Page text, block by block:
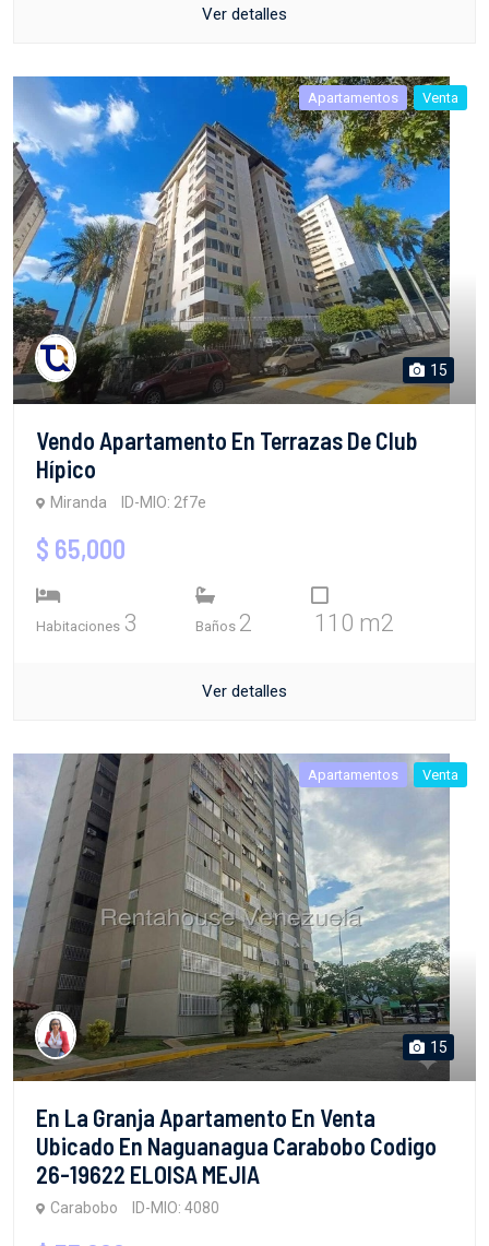
Ver detalles
Apartamentos Venta
15
Vendo Apartamento En Terrazas De Club
Hípico
Miranda ID-MIO: 2f7e
$ 65,000
Habitaciones 3 Baños 2 110 m2
Ver detalles
Apartamentos Venta
15
En La Granja Apartamento En Venta
Ubicado En Naguanagua Carabobo Codigo
26-19622 ELOISA MEJIA
Carabobo ID-MIO: 4080